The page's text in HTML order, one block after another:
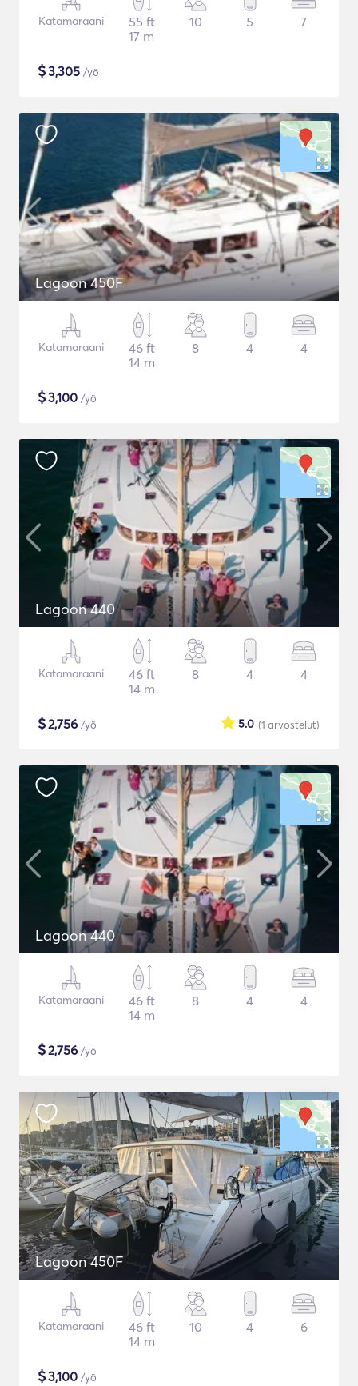
Katamaraani
55 ft
17 m
10 5 7
$3,305 /yö
Lagoon 450F
Katamaraani
46 ft
14 m
8 4 4
$3,100 /yö
Lagoon 440
Katamaraani
46 ft
14 m
8 4 4
$2,756 /yö (1 arvostelut)
5.0
Lagoon 440
Katamaraani
46 ft
14 m
8 4 4
$2,756 /yö
Lagoon 450F
Katamaraani
46 ft
14 m
10 4 6
$3,100 /yö